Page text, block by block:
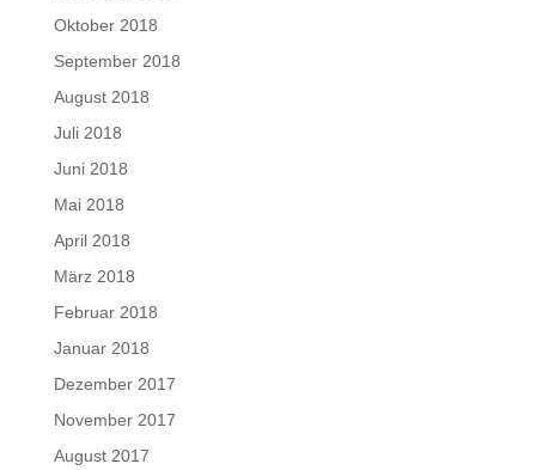
Oktober 2018
September 2018
August 2018
Juli 2018
Juni 2018
Mai 2018
April 2018
März 2018
Februar 2018
Januar 2018
Dezember 2017
November 2017
August 2017